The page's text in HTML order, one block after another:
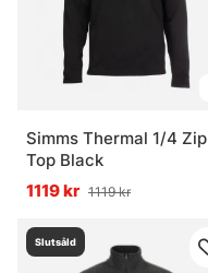
Simms Thermal 1/4 Zip
Top Black
1119 kr 1119 kr
Slutsåld